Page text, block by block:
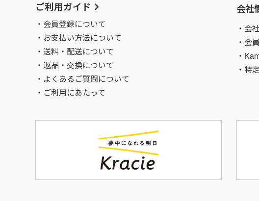
ご利用ガイド
会員登録について
お支払い方法について
送料・配送について
返品・交換について
よくあるご質問について
ご利用にあたって
会社
・会
・会
・
・特